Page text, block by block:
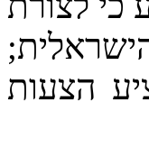
הצעות